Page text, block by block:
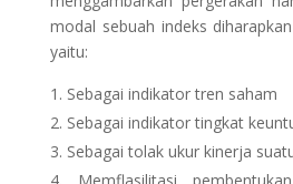
modal sebuah indeks
yaitu:
Sebagai indikator tren saham
Sebagai indikator tingkat
Sebagai tolak ukur kinerja